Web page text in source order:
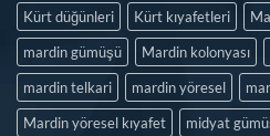
Kürt düğünleri
Kürt kıyafetleri
mardin gümüşü
Mardin kolonyası
mardin telkari
mardin yöresel
Mardin yöresel kıyafet
midyat